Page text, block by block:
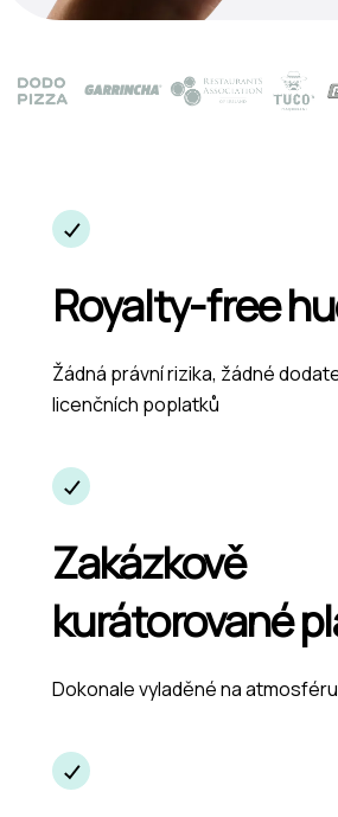
Royalty-free
Žádná právní rizika, žádné
licenčních poplatků
Zakázkově
kurátorované
Dokonale vyladěné na